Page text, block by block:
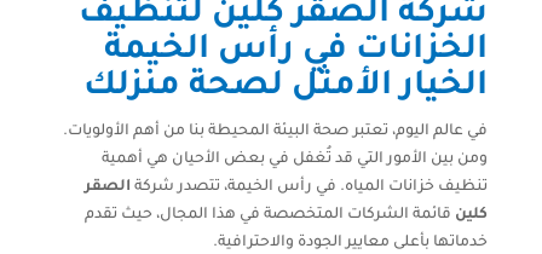
شركة الصقر كلين لتنظيف
الخزانات في رأس الخيمة
الخيار الأمثل لصحة منزلك
في عالم اليوم، تعتبر صحة البيئة المحيطة بنا من أهم الأولويات.
ومن بين الأمور التي قد تُغفل في بعض الأحيان هي أهمية
تنظيف خزانات المياه. في رأس الخيمة، تتصدر شركة الصقر
كلين قائمة الشركات المتخصصة في هذا المجال، حيث تقدم
خدماتها بأعلى معايير الجودة والاحترافية.